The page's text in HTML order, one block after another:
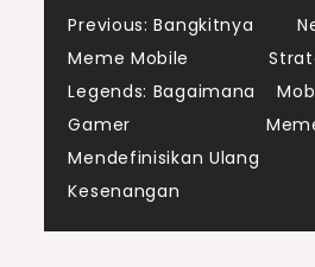
Post
Previous: Bangkitnya
Meme Mobile
Legends: Bagaimana
Gamer
Mendefinisikan Ulang
Kesenangan